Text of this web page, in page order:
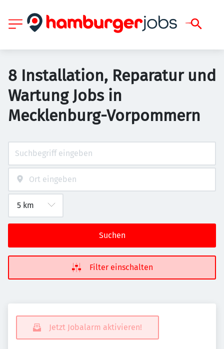
8 Installation, Reparatur und
Wartung Jobs in
Mecklenburg-Vorpommern
Suchen
Filter einschalten
Jetzt Jobalarm aktivieren!